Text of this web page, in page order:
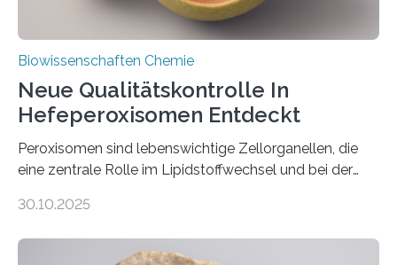
Biowissenschaften Chemie
Neue Qualitätskontrolle In
Hefeperoxisomen Entdeckt
Peroxisomen sind lebenswichtige Zellorganellen, die
eine zentrale Rolle im Lipidstoffwechsel und bei der
erfüllen können, müssen zahlreiche Enzyme präzise in
der Ruhr-Universität Bochum um Prof. Dr. Ralf Erdmann
30.10.2025